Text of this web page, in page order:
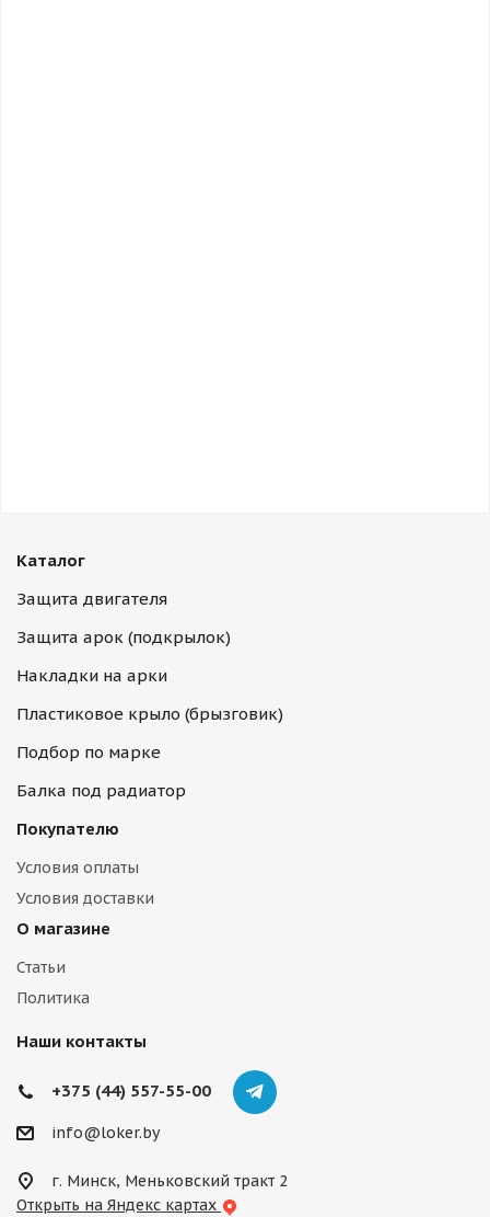
Каталог
Защита двигателя
Защита арок (подкрылок)
Накладки на арки
Пластиковое крыло (брызговик)
Подбор по марке
Балка под радиатор
Покупателю
Условия оплаты
Условия доставки
О магазине
Статьи
Политика
Наши контакты
+375 (44) 557-55-00
info@loker.by
г. Минск, Меньковский тракт 2
Открыть на Яндекс картах